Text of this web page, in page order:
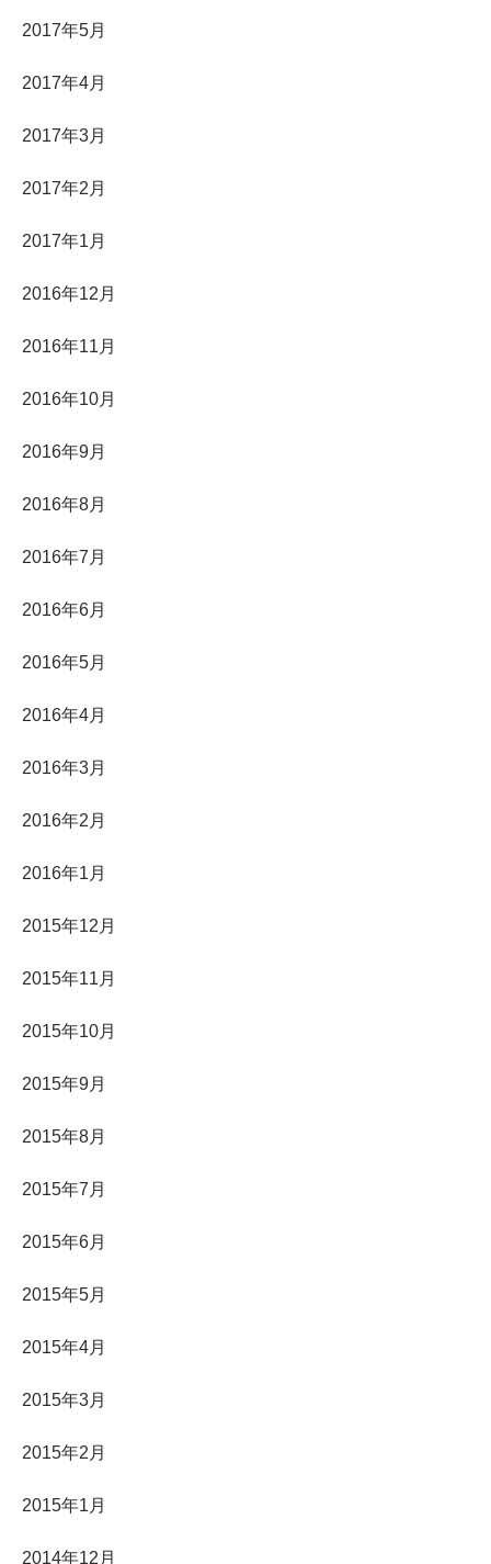
2017年5月
2017年4月
2017年3月
2017年2月
2017年1月
2016年12月
2016年11月
2016年10月
2016年9月
2016年8月
2016年7月
2016年6月
2016年5月
2016年4月
2016年3月
2016年2月
2016年1月
2015年12月
2015年11月
2015年10月
2015年9月
2015年8月
2015年7月
2015年6月
2015年5月
2015年4月
2015年3月
2015年2月
2015年1月
2014年12月